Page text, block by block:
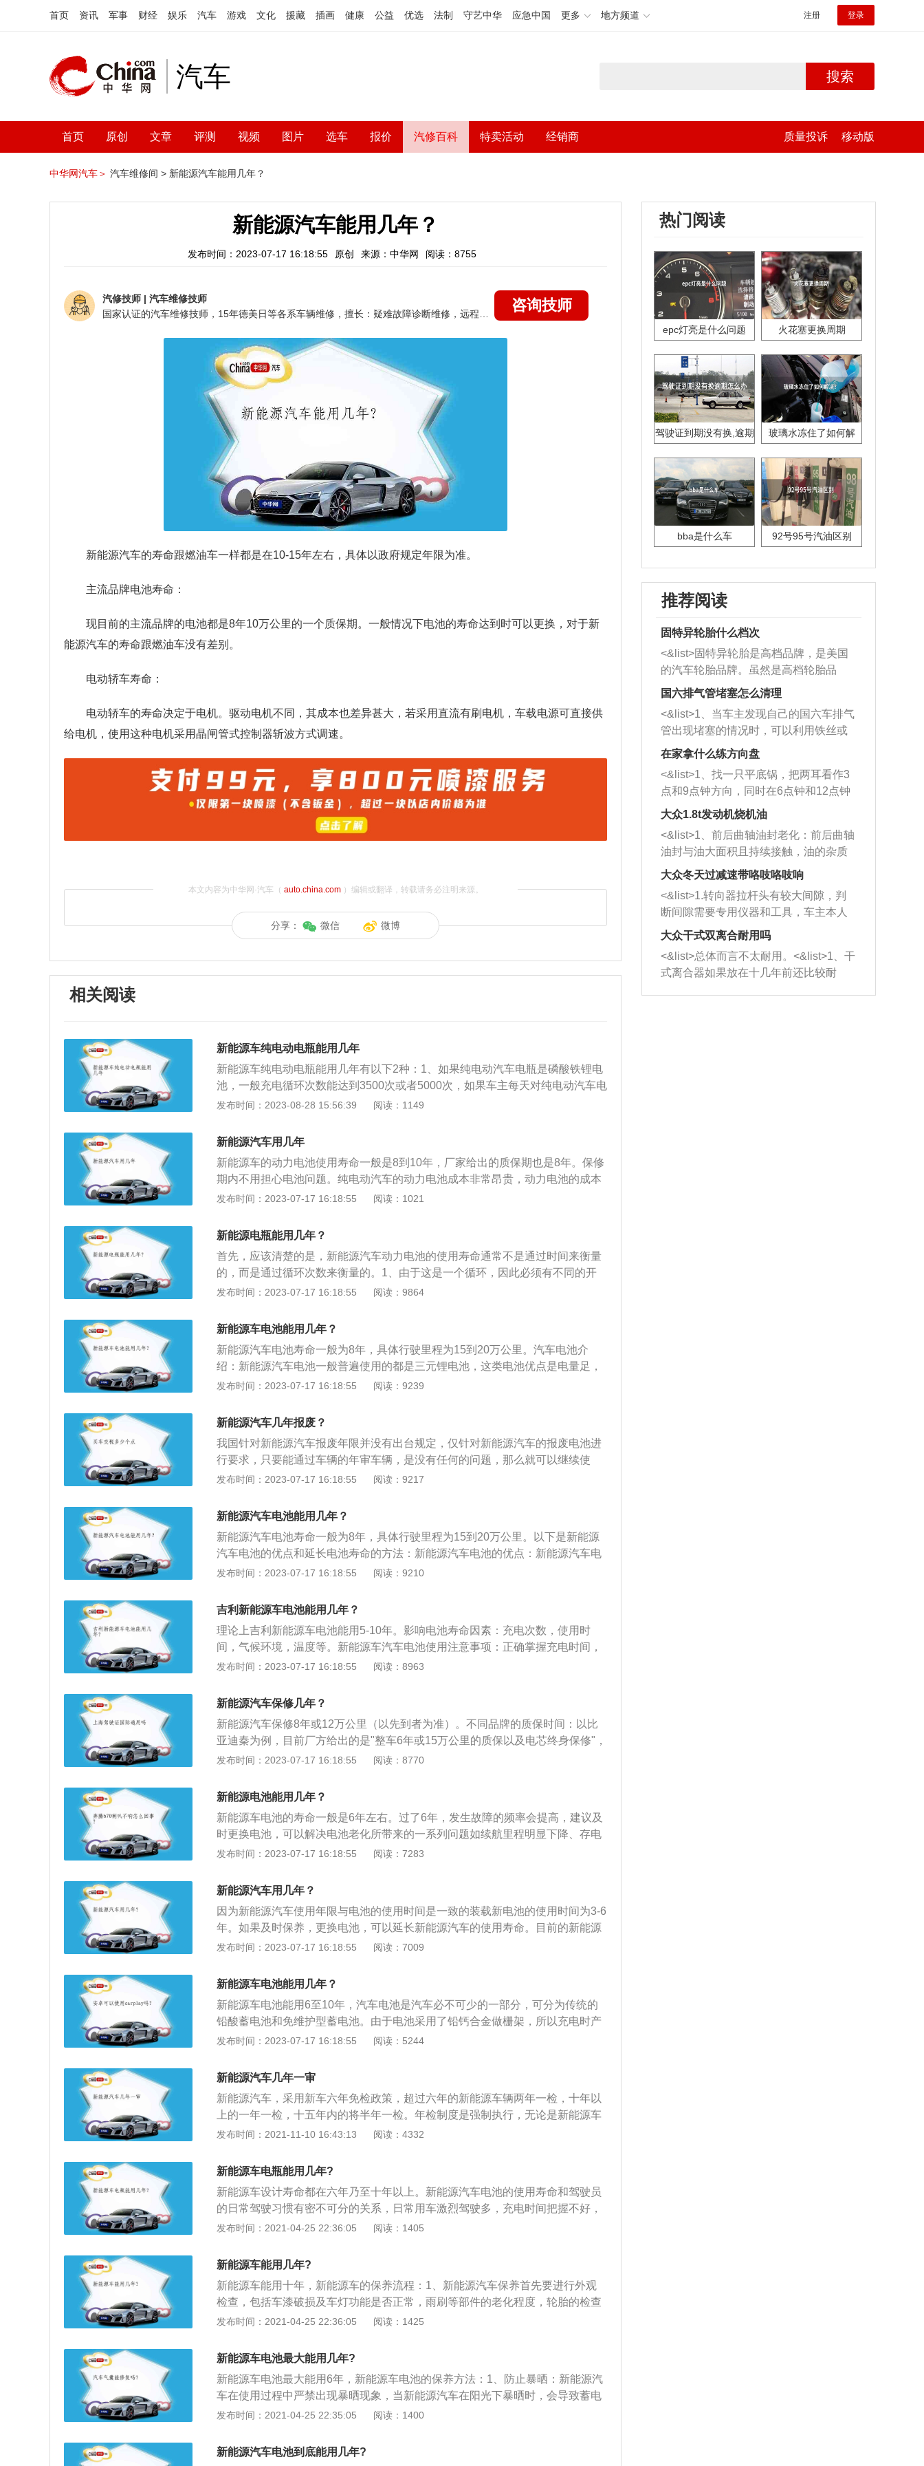
首页 资讯 军事 财经 娱乐 汽车 游戏 文化 援藏 插画 健康 公益 优选 法制 守艺中华 应急中国 更多 地方频道 注册 登录
汽车 搜索
首页 原创 文章 评测 视频 图片 选车 报价 汽修百科 特卖活动 经销商 质量投诉 移动版
中华网汽车＞ 汽车维修间 > 新能源汽车能用几年？
新能源汽车能用几年？
发布时间：2023-07-17 16:18:55 原创 来源：中华网 阅读：8755
汽修技师 | 汽车维修技师
咨询技师
新能源汽车的寿命跟燃油车一样都是在10-15年左右，具体以政府规定年限为准。
主流品牌电池寿命：
现目前的主流品牌的电池都是8年10万公里的一个质保期。一般情况下电池的寿命达到时可以更换，对于新
能源汽车的寿命跟燃油车没有差别。
电动轿车寿命：
电动轿车的寿命决定于电机。驱动电机不同，其成本也差异甚大，若采用直流有刷电机，车载电源可直接供
给电机，使用这种电机采用晶闸管式控制器斩波方式调速。
本文内容为中华网·汽车（ auto.china.com）编辑或翻译，转载请务必注明来源。
分享： 微信 微博
相关阅读
新能源车纯电动电瓶能用几年
新能源车纯电动电瓶能用几年有以下2种：1、如果纯电动汽车电瓶是磷酸铁锂电
池，一般充电循环次数能达到3500次或者5000次，如果车主每天对纯电动汽车电
瓶充电，大概能使用9年左右，如果相隔三天对电瓶充电一次，使用寿命会更
如果车主每天对电瓶充电，大概能用5年到6年时间，如果相隔三天对电瓶充电一
据实际使用情况而定）电瓶车我们又称为电动车，它是由蓄电池（电瓶）提供电
能，由电动机（直流、交流，串励、他励）驱动的纯电动机动车辆，近年来，在
我国得到了非常广泛的普及。
发布时间：2023-08-28 15:56:39 阅读：1149
新能源汽车用几年
新能源车的动力电池使用寿命一般是8到10年，厂家给出的质保期也是8年。保修
期内不用担心电池问题。纯电动汽车的动力电池成本非常昂贵，动力电池的成本
达到车辆总成本的40%到50%。纯电动汽车的电池成本非常昂贵，可以说是目前
使得换电池不如换汽车划算。影响新能源车寿命的因素:取决于发动机。驱动电机
闸管控制器用来给电机提速。目前常用的电池中，镉镍电池湿储寿命为2~3年，
铅酸蓄电池为3~5年，锂离子电池为5~8年，锌银电池最短，只有1年左右。此
外，电池性能还包括:低温性能、耐过充性能、安全性能等。
发布时间：2023-07-17 16:18:55 阅读：1021
新能源电瓶能用几年？
首先，应该清楚的是，新能源汽车动力电池的使用寿命通常不是通过时间来衡量
的，而是通过循环次数来衡量的。1、由于这是一个循环，因此必须有不同的开
始和结束充电点。在深度充放电情况下，即0-100%循环，此时将获得实验数据。
00次左右。2、当然，电池的循环寿命也与电池的工作温度直接相关。下图为特
度下的寿命变化。可以看出，电池在35℃时的循环次数明显高于55℃时的循环次
数。
发布时间：2023-07-17 16:18:55 阅读：9864
新能源车电池能用几年？
新能源汽车电池寿命一般为8年，具体行驶里程为15到20万公里。汽车电池介
绍：新能源汽车电池一般普遍使用的都是三元锂电池，这类电池优点是电量足，
污染少，合格三元锂电池的正常使用寿命为8年，具体行驶里程为15到20万公
而且要养成经常给电动汽车充电的好习惯，电池长时间馈电，会导致寿命大幅度
降低，所以经常充电是关键。
发布时间：2023-07-17 16:18:55 阅读：9239
新能源汽车几年报废？
我国针对新能源汽车报废年限并没有出台规定，仅针对新能源汽车的报废电池进
行要求，只要能通过车辆的年审车辆，是没有任何的问题，那么就可以继续使
用，反之就需要报废处理。非营运的新能源汽车：目前国家已经取消了报废年限
最起码要30年才能达到引导报废的标准，所以一般的私家车完全不用担心。营运
时也根据车型不同有所区分。比如小、微型营运车辆报废年限是8年，中型营运
车辆的报废年限是10年，大型营运车辆的报废年限是12年，租赁载客汽车的报废
年限为15年。
发布时间：2023-07-17 16:18:55 阅读：9217
新能源汽车电池能用几年？
新能源汽车电池寿命一般为8年，具体行驶里程为15到20万公里。以下是新能源
汽车电池的优点和延长电池寿命的方法：新能源汽车电池的优点：新能源汽车电
池一般普遍使用的都是三元锂电池，这类电池优点是电量足，污染少，合格三元
方法：保持匀速行驶，激烈行驶会对电池造成一定的损伤。而且要养成经常给电
动汽车充电的好习惯，电池长时间馈电，会导致寿命大幅度降低，所以经常充电
是关键。
发布时间：2023-07-17 16:18:55 阅读：9210
吉利新能源车电池能用几年？
理论上吉利新能源车电池能用5-10年。影响电池寿命因素：充电次数，使用时
间，气候环境，温度等。新能源车汽车电池使用注意事项：正确掌握充电时间，
保持电池在充满状态。保护好充电器，尽量避免充电器颠簸振动。电池定期进行
直接冲洗车辆高低压线束，清洗过程中要注意避免水流入车内充电插座，避免车
身线路短路。
发布时间：2023-07-17 16:18:55 阅读：8963
新能源汽车保修几年？
新能源汽车保修8年或12万公里（以先到者为准）。不同品牌的质保时间：以比
亚迪秦为例，目前厂方给出的是"整车6年或15万公里的质保以及电芯终身保修"，
而上汽荣威E50在为整车提供3年10万公里的质保外，还特意为电池等核心部件提
新能源汽车的质保注意事项：据电池业内人士透露，一些标榜能提供8年质保的
池在生产制造中存在个体差异，在使用中老化程度也不一样，若不在充电过程中
采取适当措施，这种差异将被累积扩大，导致整体电池性能大打折扣或寿命严重
缩短。
发布时间：2023-07-17 16:18:55 阅读：8770
新能源电池能用几年？
新能源车电池的寿命一般是6年左右。过了6年，发生故障的频率会提高，建议及
时更换电池，可以解决电池老化所带来的一系列问题如续航里程明显下降、存电
量变少而且充电慢等问题。新能源汽车用动力电池主要包括铅酸电池、镍氢电
用的是铅酸电池，铅及其氧化物制成作为电极材料，硫酸溶液作为电解液，这是
是二十世纪九十年代发展起来的一种新型绿色电池，具有高能量、长寿命、无污
染等特点。3、锂电池：锂电池正是现阶段新能源车的主流选择，锂的化合物
（锰酸锂，磷酸铁锂等）作为电极材料，石墨作为负极材料，其优势在于重量
理想的清洁能源。特点是无污染，无噪音，高效率。
发布时间：2023-07-17 16:18:55 阅读：7283
新能源汽车用几年？
因为新能源汽车使用年限与电池的使用时间是一致的装载新电池的使用时间为3-6
年。如果及时保养，更换电池，可以延长新能源汽车的使用寿命。目前的新能源
汽车电池大多使用的是锂电池技术，这种电池会随着使用时间和频率的增加而老
能也就使用大概3到5年左右，而品质好一些的则可以使用5到6年。新能源汽车的
充电，电池亏电时硫酸会氧化，导致充电不足，时间久了也会电池容量会下降。
把握充电时间：新能源汽车充电时间比较长，要8个小时甚至更长的时间，很多
车主会把新能源汽车放在一边一直充电，直到充满为止。新能源汽车电池过度充
保护好充电器：新能源汽车充电器是非常重要的，如果充电器发生损坏，会影响
充电器的寿命，而且在充电的时候还会损害电池。定期检查电池：除了以上几
点，还有最重要的一点就是定期检查各处电器，保证不进水，没用灰尘。如果新
一定要及时送去4S店维修。
发布时间：2023-07-17 16:18:55 阅读：7009
新能源车电池能用几年？
新能源车电池能用6至10年，汽车电池是汽车必不可少的一部分，可分为传统的
铅酸蓄电池和免维护型蓄电池。由于电池采用了铅钙合金做栅架，所以充电时产
生的水分解量少，水分蒸发量也低，加上外壳采用密封结构，释放出来的硫酸气
菱旗下五菱品牌的首款四座新能源车，定位为人民的代步车。该车长宽高分别为
发布时间：2023-07-17 16:18:55 阅读：5244
新能源汽车几年一审
新能源汽车，采用新车六年免检政策，超过六年的新能源车辆两年一检，十年以
上的一年一检，十五年内的将半年一检。年检制度是强制执行，无论是新能源车
型还是燃油车型，都必须遵守。现在，各个国家都非常注重控制污染物的排放，
论是车型结构，还是外观造型，都非常接近正常的家用车。我们通常将5万以下
市场的主力军。立通微米e28、跃迪T70以及德瑞博FS是三款销量比较好的新能
源汽车。他们各自有各自的特点，其中，立通微米e28新增了倒车影像功能，跃
迪T70更适和农村交通，而德瑞博FS配备了同级别车型中少有的中央液晶显示系
发布时间：2021-11-10 16:43:13 阅读：4332
新能源车电瓶能用几年?
新能源车设计寿命都在六年乃至十年以上。新能源汽车电池的使用寿命和驾驶员
的日常驾驶习惯有密不可分的关系，日常用车激烈驾驶多，充电时间把握不好，
都会影响新能源汽车电池的使用时间。新能源汽车保养：1、防止暴晒：新能源
电池内部压力增加而使电池失水，电池的活性会下降，加速电池极板的老化，缩
的充电时间可以延长新能源汽车电池的使用寿命，在正常行驶过程中，如果电量
表指示红灯和黄灯亮，就应充电，一般新能源汽车的蓄电池平均充电时间为10小
时左右，车主需要控制好充电时间，避免过度充电造成损失，充电过程如电瓶温
及时的检查，新能源汽车在正常运行过程中如果出现续航里程在短时间内突然大
幅度下降十几公里，可能是电池中的一块电池出现问题，需要及时检查。
发布时间：2021-04-25 22:36:05 阅读：1405
新能源车能用几年?
新能源车能用十年，新能源车的保养流程：1、新能源汽车保养首先要进行外观
检查，包括车漆破损及车灯功能是否正常，雨刷等部件的老化程度，轮胎的检查
等，并且要用中性洗车剂清洗车辆，清洗剂的混合应根据制造厂的说明进行，用
传统车辆不同的是防冻液用于冷却电机，需根据厂家规定时间进行更换，一般更
油液；3、平日出行，底盘总是和路边最为接近的，开车路上常有各种复杂的路
况，很可能对汽车底盘造成一定的碰刮，所以市场对新能源汽车进行检查很有必
要，检测内容包括各传动部件、悬挂部件是否松动或损伤及底盘锈蚀检查。
发布时间：2021-04-25 22:36:05 阅读：1425
新能源车电池最大能用几年?
新能源车电池最大能用6年，新能源车电池的保养方法：1、防止暴晒：新能源汽
车在使用过程中严禁出现暴晒现象，当新能源汽车在阳光下暴晒时，会导致蓄电
池内部压力增加而使电池失水，电池的活性会下降，加速电池极板的老化，缩短
充电时间可以延长新能源汽车电池的使用寿命，在正常行驶过程中，如果电量表
指示红灯和黄灯亮，就应充电，一般新能源汽车的蓄电池平均充电时间为10小时
发布时间：2021-04-25 22:35:05 阅读：1400
新能源汽车电池到底能用几年?
热门阅读
epc灯亮是什么问题 火花塞更换周期
驾驶证到期没有换,逾期
玻璃水冻住了如何解
bba是什么车 92号95号汽油区别
推荐阅读
固特异轮胎什么档次
<&list>固特异轮胎是高档品牌，是美国
的汽车轮胎品牌。虽然是高档轮胎品
牌，但是中高低端的轮胎都有生产，这
也是为了更好的开拓市场。
国六排气管堵塞怎么清理
<&list>1、当车主发现自己的国六车排气
管出现堵塞的情况时，可以利用铁丝或
者是细棍，直接将杂物给取出来，如果
堵塞情况比较严重，也可以采取应急措
施。 <&list>2、直接利用木棍将所有的
杂物推到排气管里面的位置处，然后将
三元催化器拆解开，就可以将堵塞的东
西取出来。但如果是因为积碳过多引起
的堵塞，就需要将三元催化器泡在草酸
洗剂对堵塞的情况得到解决，将清洗剂
放在燃油箱中，与燃油混合后，车辆启
动时，就可以和汽油一起进入到燃烧
室，最后形成废气排出，就可以让三元
催化器得到清洗，排气管堵塞的情况就
能够得到解决。
在家拿什么练方向盘
<&list>1、找一只平底锅，把两耳看作3
点和9点钟方向，同时在6点钟和12点钟
方向做一个标记。 <&list>2、双手握住
一圈半的练习，往右同样也要打相同的
圈数。 <&list>3、最后强调要反复练
习，这样就可以形成肌肉记忆，在真实
驾驶车辆时，不需要记忆也能打好方
向。
大众1.8t发动机烧机油
<&list>1、前后曲轴油封老化：前后曲轴
油封与油大面积且持续接触，油的杂质
和发动机内持续温度变化使其密封效果
逐渐减弱，导致渗油或漏油。<&list>2、
活塞间隙过大：积碳会使活塞环与缸体
的间隙扩大，导致机油流入燃烧室中，
造成烧机油。<&list>3、机油粘度。使用
机油粘度过小的话，同样会有烧机油现
象，机油粘度过小具有很好的流动性，
大众冬天过减速带咯吱咯吱响
<&list>1.转向器拉杆头有较大间隙，判
断间隙需要专用仪器和工具，车主本人
无法制作，需要将车辆送到修理厂或4s
店；<&list>2.车辆半轴套管防尘罩破
裂，破裂后会出现漏油现象，使半轴磨
损严重，磨损的半轴容易损坏，产生异
响；<&list>3.稳定器的转向胶套和球头
大众干式双离合耐用吗
<&list>总体而言不太耐用。<&list>1、干
式离合器如果放在十几年前还比较耐